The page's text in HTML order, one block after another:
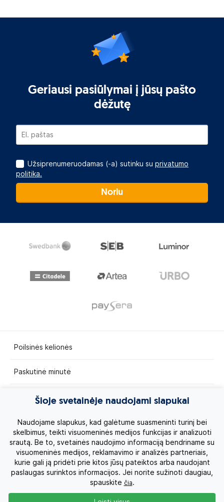
Geriausi pasiūlymai į jūsų pašto
dėžutę
Užsiprenumeruodamas (-a) sutinku su privatumo
politika.
Noriu
Poilsinės kelionės
Paskutinė minutė
Egzotinės kelionės
Kruizai
Kelionės po Lietuvą
Apie mus
Privatumo politika
Šioje svetainėje naudojami slapukai
Naudojame slapukus, kad galėtume suasmeninti turinį bei
skelbimus, teikti visuomeninės medijos funkcijas ir analizuoti
srautą. Be to, svetainės naudojimo informaciją bendriname su
visuomeninės medijos, reklamavimo ir analizės partneriais,
kurie gali ją pridėti prie kitos jūsų pateiktos arba naudojant
paslaugas surinktos informacijos. Jei norite sužinoti daugiau,
spauskite čia.